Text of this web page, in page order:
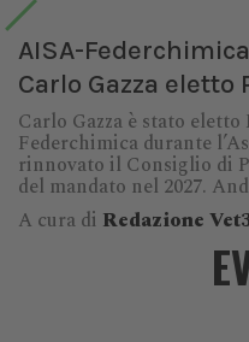
AISA-
Carlo Gazza eletto
Carlo Gazza è stato
Federchimica durante
rinnovato il Consiglio di
del mandato nel 2027.
A cura di Redazione